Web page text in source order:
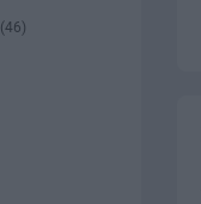
(46)